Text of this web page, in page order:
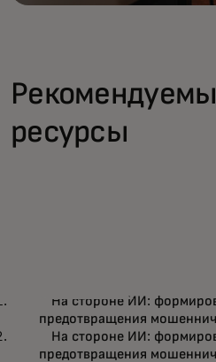
ресурсы
ИИ помогает банкам
миллионы,
Подробнее
На стороне ИИ:
предотвращения
На стороне ИИ:
предотвращения